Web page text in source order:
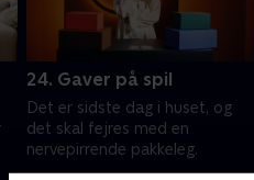
24. Gaver på spil
Det er sidste dag i huset, og
det skal fejres med en
nervepirrende pakkeleg.